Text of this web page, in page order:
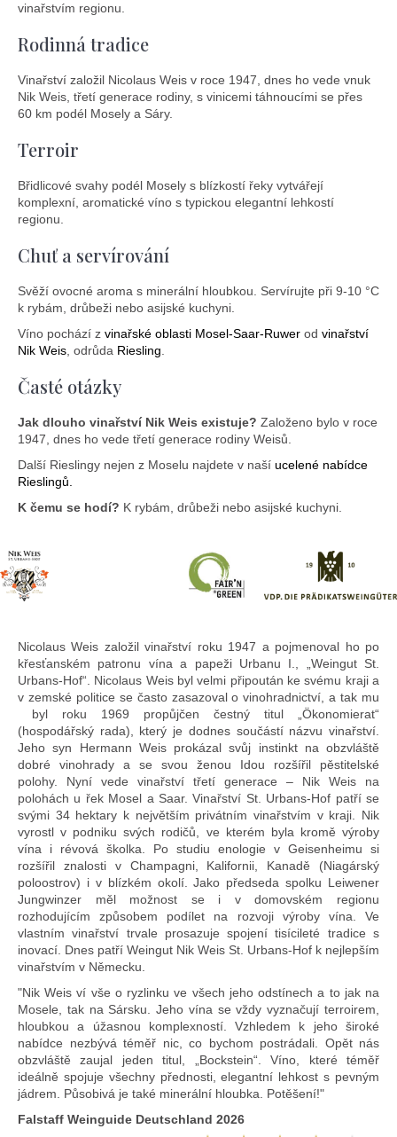
vinařstvím regionu.
Rodinná tradice
Vinařství založil Nicolaus Weis v roce 1947, dnes ho vede vnuk
Nik Weis, třetí generace rodiny, s vinicemi táhnoucími se přes
60 km podél Mosely a Sáry.
Terroir
Břidlicové svahy podél Mosely s blízkostí řeky vytvářejí
komplexní, aromatické víno s typickou elegantní lehkostí
regionu.
Chuť a servírování
Svěží ovocné aroma s minerální hloubkou. Servírujte při 9-10 °C
k rybám, drůbeži nebo asijské kuchyni.
Víno pochází z vinařské oblasti Mosel-Saar-Ruwer od vinařství
Nik Weis, odrůda Riesling.
Časté otázky
Jak dlouho vinařství Nik Weis existuje? Založeno bylo v roce
1947, dnes ho vede třetí generace rodiny Weisů.
Další Rieslingy nejen z Moselu najdete v naší ucelené nabídce
Rieslingů.
K čemu se hodí? K rybám, drůbeži nebo asijské kuchyni.
Nicolaus Weis založil vinařství roku 1947 a pojmenoval ho po
křesťanském patronu vína a papeži Urbanu I., „Weingut St.
Urbans-Hof“. Nicolaus Weis byl velmi připoután ke svému kraji a
v zemské politice se často zasazoval o vinohradnictví, a tak mu
byl roku 1969 propůjčen čestný titul „Ökonomierat“
(hospodářský rada), který je dodnes součástí názvu vinařství.
Jeho syn Hermann Weis prokázal svůj instinkt na obzvláště
dobré vinohrady a se svou ženou Idou rozšířil pěstitelské
polohy. Nyní vede vinařství třetí generace – Nik Weis na
polohách u řek Mosel a Saar. Vinařství St. Urbans-Hof patří se
svými 34 hektary k největším privátním vinařstvím v kraji. Nik
vyrostl v podniku svých rodičů, ve kterém byla kromě výroby
vína i révová školka. Po studiu enologie v Geisenheimu si
rozšířil znalosti v Champagni, Kalifornii, Kanadě (Niagárský
poloostrov) i v blízkém okolí. Jako předseda spolku Leiwener
Jungwinzer měl možnost se i v domovském regionu
rozhodujícím způsobem podílet na rozvoji výroby vína. Ve
vlastním vinařství trvale prosazuje spojení tisícileté tradice s
inovací. Dnes patří Weingut Nik Weis St. Urbans-Hof k nejlepším
vinařstvím v Německu.
"Nik Weis ví vše o ryzlinku ve všech jeho odstínech a to jak na
Mosele, tak na Sársku. Jeho vína se vždy vyznačují terroirem,
hloubkou a úžasnou komplexností. Vzhledem k jeho široké
nabídce nezbývá téměř nic, co bychom postrádali. Opět nás
obzvláště zaujal jeden titul, „Bockstein“. Víno, které téměř
ideálně spojuje všechny přednosti, elegantní lehkost s pevným
jádrem. Působivá je také minerální hloubka. Potěšení!"
Falstaff Weinguide Deutschland 2026